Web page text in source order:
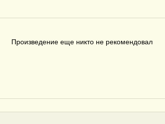
Произведение еще никто не рекомендовал